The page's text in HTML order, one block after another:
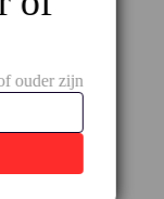
wie houdt
ouder zijn